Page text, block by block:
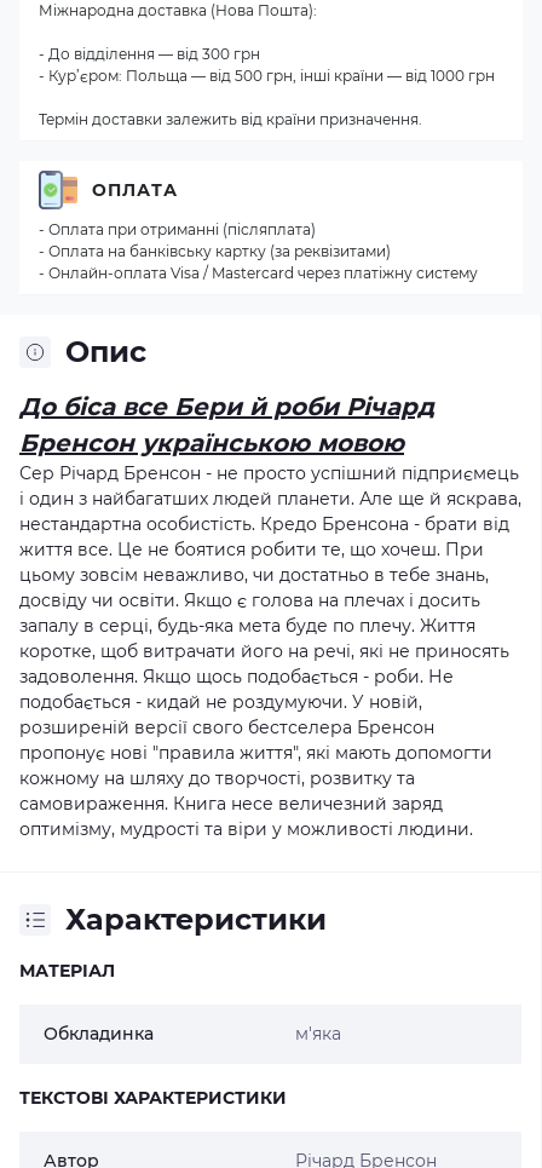
Опис
До біса все Бери й роби Річард
Бренсон українською мовою
Сер Річард Бренсон - не просто успішний підприємець
і один з найбагатших людей планети. Але ще й яскрава,
нестандартна особистість. Кредо Бренсона - брати від
життя все. Це не боятися робити те, що хочеш. При
цьому зовсім неважливо, чи достатньо в тебе знань,
досвіду чи освіти. Якщо є голова на плечах і досить
запалу в серці, будь-яка мета буде по плечу. Життя
коротке, щоб витрачати його на речі, які не приносять
задоволення. Якщо щось подобається - роби. Не
подобається - кидай не роздумуючи. У новій,
розширеній версії свого бестселера Бренсон
пропонує нові "правила життя", які мають допомогти
кожному на шляху до творчості, розвитку та
самовираження. Книга несе величезний заряд
оптимізму, мудрості та віри у можливості людини.
Характеристики
МАТЕРІАЛ
Обкладинка м'яка
ТЕКСТОВІ ХАРАКТЕРИСТИКИ
Автор Річард Бренсон
Міжнародна доставка (Нова Пошта):
- До відділення — від 300 грн
- Кур’єром: Польща — від 500 грн, інші країни — від 1000 грн
Термін доставки залежить від країни призначення.
ОПЛАТА
- Оплата при отриманні (післяплата)
- Оплата на банківську картку (за реквізитами)
- Онлайн-оплата Visa / Mastercard через платіжну систему